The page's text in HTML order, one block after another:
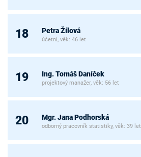
18 Petra Žílová
účetní, věk: 46 let
19 Ing. Tomáš Daníček
projektový manažer, věk: 56 let
20 Mgr. Jana Podhorská
odborný pracovník statistiky, věk: 39 let